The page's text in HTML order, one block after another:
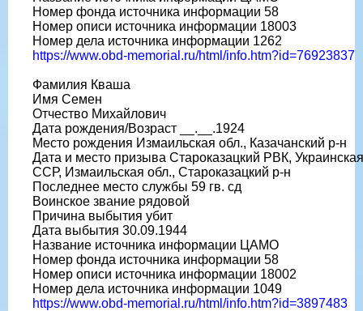
Номер фонда источника информации 58
Номер описи источника информации 18003
Номер дела источника информации 1262
https://www.obd-memorial.ru/html/info.htm?id=76923837
Фамилия Кваша
Имя Семен
Отчество Михайлович
Дата рождения/Возраст __.__.1924
Место рождения Измаильская обл., Казачанский р-н
Дата и место призыва Староказацкий РВК, Украинская
ССР, Измаильская обл., Староказацкий р-н
Последнее место службы 59 гв. сд
Воинское звание рядовой
Причина выбытия убит
Дата выбытия 30.09.1944
Название источника информации ЦАМО
Номер фонда источника информации 58
Номер описи источника информации 18002
Номер дела источника информации 1049
https://www.obd-memorial.ru/html/info.htm?id=3897483